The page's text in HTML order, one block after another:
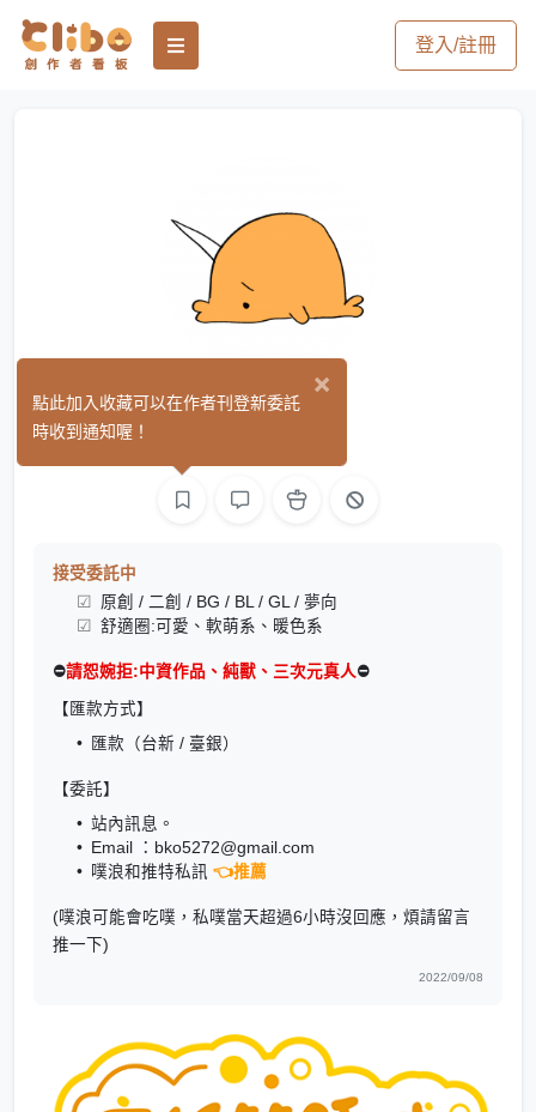
登入/註冊
鯨太 (0)
接受委託中
原創 / 二創 / BG / BL / GL / 夢向
舒適圈:可愛、軟萌系、暖色系
⛔請恕婉拒:中資作品、純獸、三次元真人⛔
【匯款方式】
匯款（台新 / 臺銀）
【委託】
站內訊息。
Email ：bko5272@gmail.com
噗浪和推特私訊👈推薦
(噗浪可能會吃噗，私噗當天超過6小時沒回應，煩請留言
推一下)
2022/09/08
×
點此加入收藏可以在作者刊登新委託
時收到通知喔！